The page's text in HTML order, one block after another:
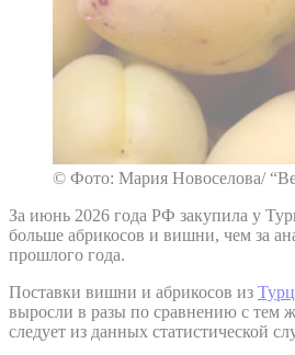
© Фото: Мария Новоселова/
За июнь 2026 года РФ закупила у
больше абрикосов и вишни, чем за
прошлого года.
Поставки вишни и абрикосов из
выросли в разы по сравнению с тем
следует из данных статистической